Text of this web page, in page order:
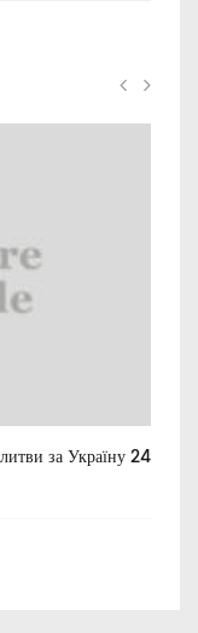
за Україну 24